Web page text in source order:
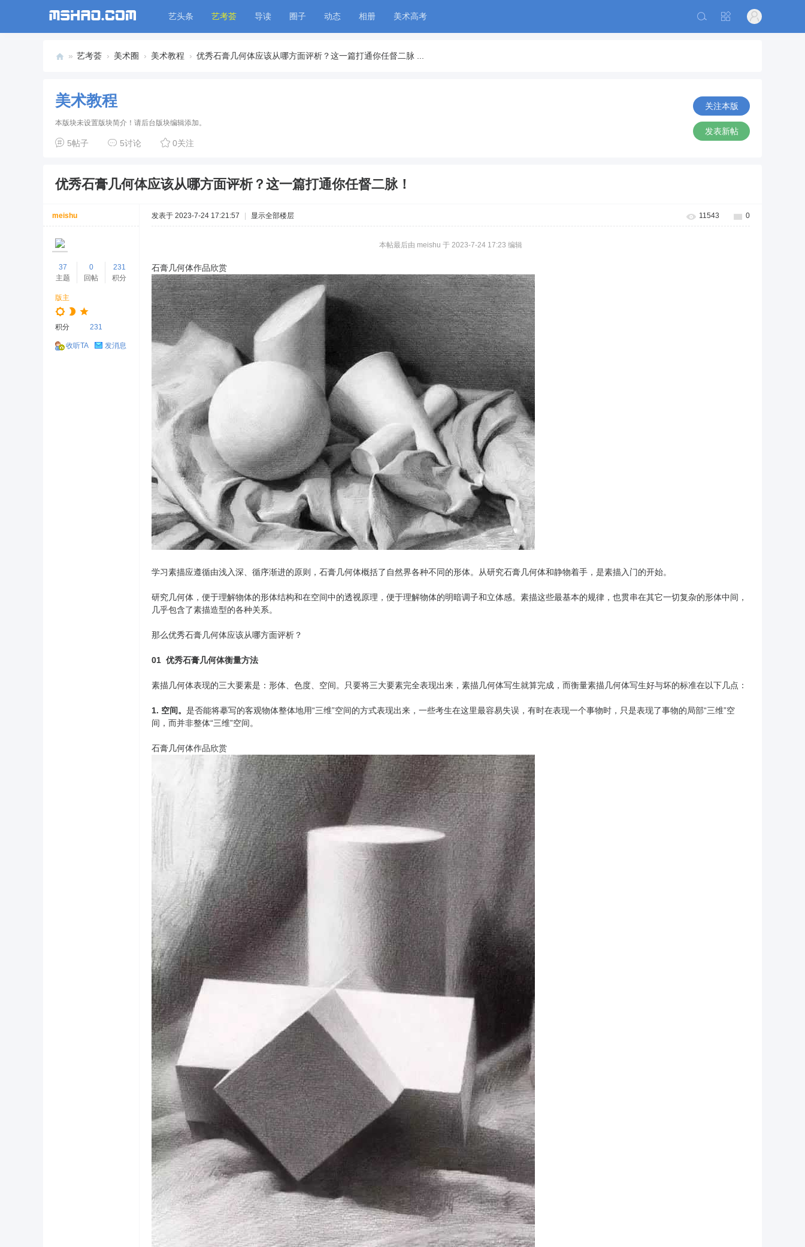
艺头条 艺考荟 导读 圈子 动态 相册 美术高考
考
荟
» 艺考荟 › 美术圈 › 美术教程 › 优秀石膏几何体应该从哪方面评析？这一篇打通你任督二脉 ...
美术教程
本版块未设置版块简介！请后台版块编辑添加。
5帖子 5讨论 0关注
关注本版
发表新帖
优秀石膏几何体应该从哪方面评析？这一篇打通你任督二脉！
meishu
37
主题
0
回帖
231
积分
版主
积分 231
收听TA 发消息
发表于 2023-7-24 17:21:57 显示全部楼层 11543 0
本帖最后由 meishu 于 2023-7-24 17:23 编辑
石膏几何体作品欣赏
学习素描应遵循由浅入深、循序渐进的原则，石膏几何体概括了自然界各种不同的形体。从研究石膏几何体和静物着手，是素描入门的开始。
研究几何体，便于理解物体的形体结构和在空间中的透视原理，便于理解物体的明暗调子和立体感。素描这些最基本的规律，也贯串在其它一切复杂的形体中间，
几乎包含了素描造型的各种关系。
那么优秀石膏几何体应该从哪方面评析？
01 优秀石膏几何体衡量方法
素描几何体表现的三大要素是：形体、色度、空间。只要将三大要素完全表现出来，素描几何体写生就算完成，而衡量素描几何体写生好与坏的标准在以下几点：
1. 空间。 是否能将摹写的客观物体整体地用“三维”空间的方式表现出来，一些考生在这里最容易失误，有时在表现一个事物时，只是表现了事物的局部“三维”空
间，而并非整体“三维”空间。
石膏几何体作品欣赏